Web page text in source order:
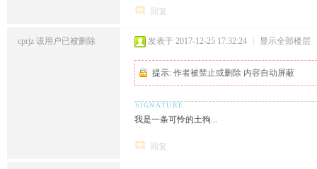
回复
cprjz 该用户已被删除 发表于 2017-12-25 17:32:24 | 显示全部楼层
提示: 作者被禁止或删除 内容自动屏蔽
我是一条可怜的土狗...
回复